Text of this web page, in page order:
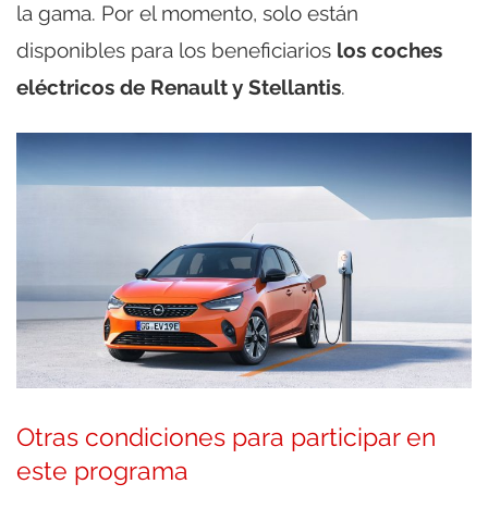
la gama. Por el momento, solo están
disponibles para los beneficiarios los coches
eléctricos de Renault y Stellantis.
Otras condiciones para participar en
este programa